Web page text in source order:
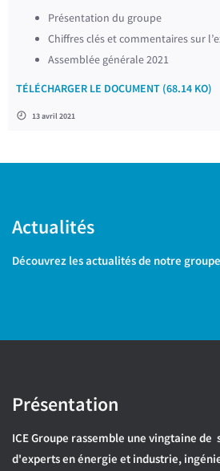
Présentation du groupe
Chiffres clés et commentaires sur
Assemblée générale 2021
TÉLÉCHARGER LE DOCUMENT (68.14 KO)
13 avril 2021
Actualités
Découvrez les actualités de notre
Présentation
ICE Groupe rassemble une vingtaine de
d'experts en énergie et industrie,